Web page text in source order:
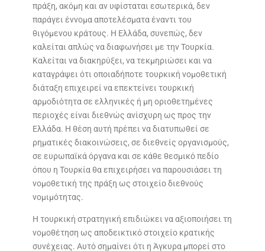
πράξη, ακόμη και αν υφίσταται εσωτερικά, δεν
παράγει έννομα αποτελέσματα έναντι του
θιγόμενου κράτους. Η Ελλάδα, συνεπώς, δεν
καλείται απλώς να διαφωνήσει με την Τουρκία.
Καλείται να διακηρύξει, να τεκμηριώσει και να
καταγράψει ότι οποιαδήποτε τουρκική νομοθετική
διάταξη επιχειρεί να επεκτείνει τουρκική
αρμοδιότητα σε ελληνικές ή μη οριοθετημένες
περιοχές είναι διεθνώς ανίσχυρη ως προς την
Ελλάδα. Η θέση αυτή πρέπει να διατυπωθεί σε
ρηματικές διακοινώσεις, σε διεθνείς οργανισμούς,
σε ευρωπαϊκά όργανα και σε κάθε θεσμικό πεδίο
όπου η Τουρκία θα επιχειρήσει να παρουσιάσει τη
νομοθετική της πράξη ως στοιχείο διεθνούς
νομιμότητας.
Η τουρκική στρατηγική επιδιώκει να αξιοποιήσει τη
νομοθέτηση ως αποδεικτικό στοιχείο κρατικής
συνέχειας. Αυτό σημαίνει ότι η Άγκυρα μπορεί στο